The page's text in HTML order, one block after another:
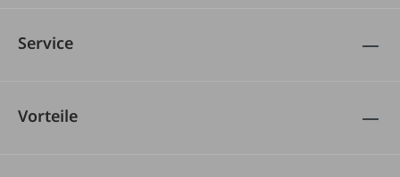
Service
Vorteile